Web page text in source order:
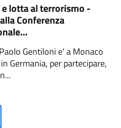
e lotta al terrorismo -
Conferenza
Gentiloni e' a Monaco
Germania, per partecipare,